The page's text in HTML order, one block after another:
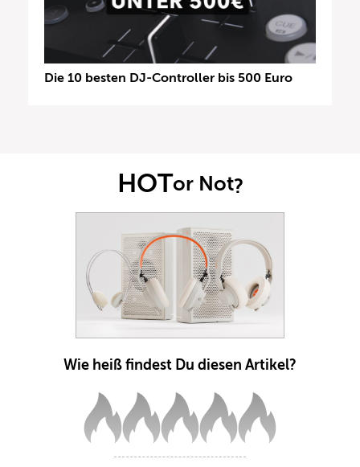
Die 10 besten DJ-Controller bis 500 Euro
HOTor Not?
Wie heiß findest Du diesen Artikel?